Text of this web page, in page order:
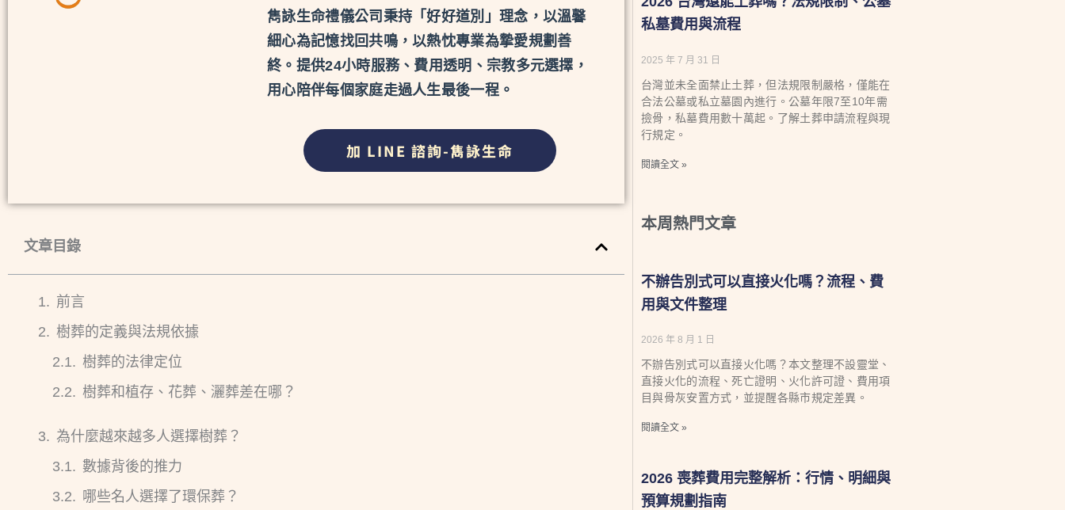
雋詠生命禮儀公司秉持「好好道別」理念，以溫馨
細心為記憶找回共鳴，以熱忱專業為摯愛規劃善
終。提供24小時服務、費用透明、宗教多元選擇，
用心陪伴每個家庭走過人生最後一程。
加 LINE 諮詢-雋詠生命
文章目錄
前言
樹葬的定義與法規依據
樹葬的法律定位
樹葬和植存、花葬、灑葬差在哪？
為什麼越來越多人選擇樹葬？
數據背後的推力
哪些名人選擇了環保葬？
私墓費用與流程
2025 年 7 月 31 日
台灣並未全面禁止土葬，但法規限制嚴格，僅能在
合法公墓或私立墓園內進行。公墓年限7至10年需
撿骨，私墓費用數十萬起。了解土葬申請流程與現
行規定。
閱讀全文 »
本周熱門文章
不辦告別式可以直接火化嗎？流程、費
用與文件整理
2026 年 8 月 1 日
不辦告別式可以直接火化嗎？本文整理不設靈堂、
直接火化的流程、死亡證明、火化許可證、費用項
目與骨灰安置方式，並提醒各縣市規定差異。
閱讀全文 »
2026 喪葬費用完整解析：行情、明細與
預算規劃指南